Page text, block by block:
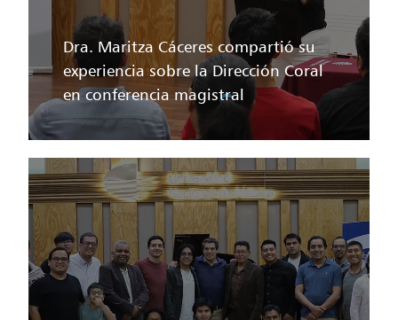
Dra. Maritza Cáceres compartió su
experiencia sobre la Dirección Coral
en conferencia magistral